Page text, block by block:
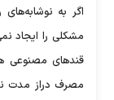
اگر به نوشابه‌های
مشکلی را ایجاد
قند‌های مصنوعی
مصرف دراز مدت